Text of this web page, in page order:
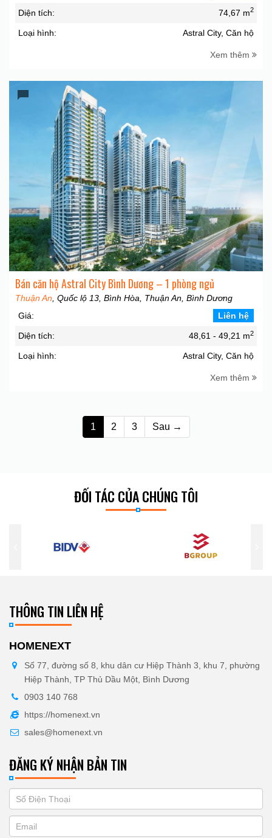
Diện tích: 74,67 m2
Loại hình: Astral City, Căn hộ
Xem thêm
Bán căn hộ Astral City Bình Dương – 1 phòng ngủ
Thuận An , Quốc lộ 13, Bình Hòa, Thuận An, Bình Dương
Giá:
Liên hệ
Diện tích: 48,61 - 49,21 m2
Loại hình: Astral City, Căn hộ
Xem thêm
1 2 3 Sau →
ĐỐI TÁC CỦA CHÚNG TÔI
THÔNG TIN LIÊN HỆ
HOMENEXT
Số 77, đường số 8, khu dân cư Hiệp Thành 3, khu 7, phường
Hiệp Thành, TP Thủ Dầu Một, Bình Dương
0903 140 768
https://homenext.vn
sales@homenext.vn
ĐĂNG KÝ NHẬN BẢN TIN
ĐĂNG
KÝ
you
are